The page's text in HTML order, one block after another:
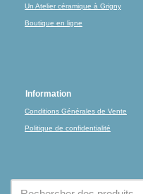
Un Atelier céramique à Grigny
Boutique en ligne
Information
Conditions Générales de Vente
Politique de confidentialité